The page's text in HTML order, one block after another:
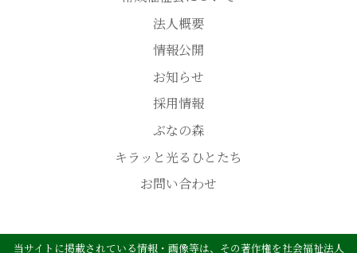
法人概要
情報公開
お知らせ
採用情報
ぶなの森
キラッと光るひとたち
お問い合わせ
当サイトに掲載されている情報・画像等は、その著作権を社会福祉法人